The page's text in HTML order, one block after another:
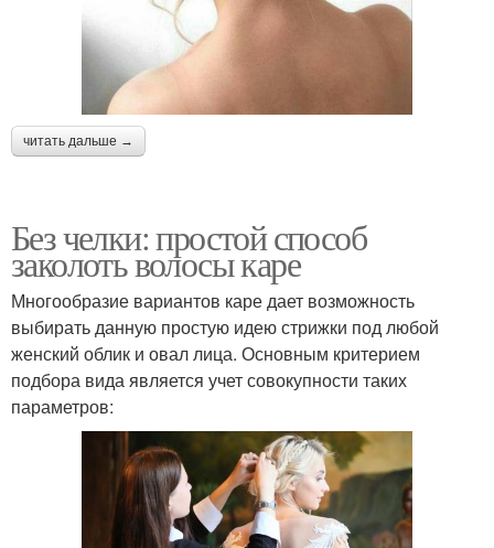
читать дальше →
Без челки: простой способ
заколоть волосы каре
Многообразие вариантов каре дает возможность
выбирать данную простую идею стрижки под любой
женский облик и овал лица. Основным критерием
подбора вида является учет совокупности таких
параметров: